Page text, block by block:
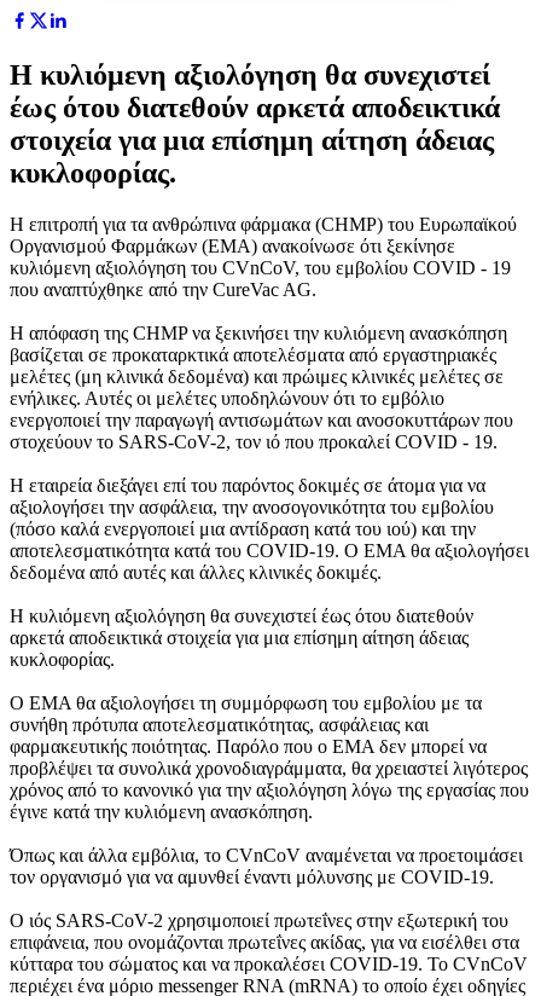
Η κυλιόμενη αξιολόγηση θα συνεχιστεί
έως ότου διατεθούν αρκετά αποδεικτικά
στοιχεία για μια επίσημη αίτηση άδειας
κυκλοφορίας.
Η επιτροπή για τα ανθρώπινα φάρμακα (CHMP) τoυ Ευρωπαϊκού
Οργανισμού Φαρμάκων (EMA) ανακοίνωσε ότι ξεκίνησε
κυλιόμενη αξιολόγηση του CVnCoV, του εμβολίου COVID ‑ 19
που αναπτύχθηκε από την CureVac AG.
Η απόφαση της CHMP να ξεκινήσει την κυλιόμενη ανασκόπηση
βασίζεται σε προκαταρκτικά αποτελέσματα από εργαστηριακές
μελέτες (μη κλινικά δεδομένα) και πρώιμες κλινικές μελέτες σε
ενήλικες. Αυτές οι μελέτες υποδηλώνουν ότι το εμβόλιο
ενεργοποιεί την παραγωγή αντισωμάτων και ανοσοκυττάρων που
στοχεύουν το SARS-CoV-2, τον ιό που προκαλεί COVID ‑ 19.
Η εταιρεία διεξάγει επί του παρόντος δοκιμές σε άτομα για να
αξιολογήσει την ασφάλεια, την ανοσογονικότητα του εμβολίου
(πόσο καλά ενεργοποιεί μια αντίδραση κατά του ιού) και την
αποτελεσματικότητα κατά του COVID-19. Ο EMA θα αξιολογήσει
δεδομένα από αυτές και άλλες κλινικές δοκιμές.
Η κυλιόμενη αξιολόγηση θα συνεχιστεί έως ότου διατεθούν
αρκετά αποδεικτικά στοιχεία για μια επίσημη αίτηση άδειας
κυκλοφορίας.
Ο EMA θα αξιολογήσει τη συμμόρφωση του εμβολίου με τα
συνήθη πρότυπα αποτελεσματικότητας, ασφάλειας και
φαρμακευτικής ποιότητας. Παρόλο που ο EMA δεν μπορεί να
προβλέψει τα συνολικά χρονοδιαγράμματα, θα χρειαστεί λιγότερος
χρόνος από το κανονικό για την αξιολόγηση λόγω της εργασίας που
έγινε κατά την κυλιόμενη ανασκόπηση.
Όπως και άλλα εμβόλια, το CVnCoV αναμένεται να προετοιμάσει
τον οργανισμό για να αμυνθεί έναντι μόλυνσης με COVID-19.
Ο ιός SARS-CoV-2 χρησιμοποιεί πρωτεΐνες στην εξωτερική του
επιφάνεια, που ονομάζονται πρωτεΐνες ακίδας, για να εισέλθει στα
κύτταρα του σώματος και να προκαλέσει COVID-19. Το CVnCoV
περιέχει ένα μόριο messenger RNA (mRNA) το οποίο έχει οδηγίες